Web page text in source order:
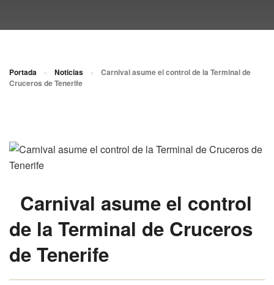
Portada » Noticias »
Carnival asume el control de la Terminal de
Cruceros de Tenerife
Carnival asume el control
de la Terminal de Cruceros
de Tenerife